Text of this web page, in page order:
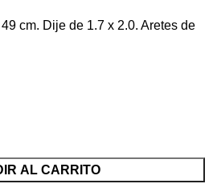
cm. Dije de 1.7 x 2.0. Aretes de
AL CARRITO